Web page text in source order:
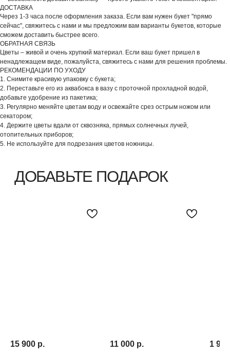
ДОСТАВКА
Через 1-3 часа после оформления заказа. Если вам нужен букет "прямо
сейчас", свяжитесь с нами и мы предложим вам варианты букетов, которые
сможем доставить быстрее всего.
ОБРАТНАЯ СВЯЗЬ
Цветы – живой и очень хрупкий материал. Если ваш букет пришел в
ненадлежащем виде, пожалуйста, свяжитесь с нами для решения проблемы.
РЕКОМЕНДАЦИИ ПО УХОДУ
1. Снимите красивую упаковку с букета;
2. Переставьте его из аквабокса в вазу с проточной прохладной водой,
добавьте удобрение из пакетика;
3. Регулярно меняйте цветам воду и освежайте срез острым ножом или
секатором;
4. Держите цветы вдали от сквозняка, прямых солнечных лучей,
отопительных приборов;
5. Не используйте для подрезания цветов ножницы.
15 900 р. 11 000 р. 1 990
ВЫБЕРИТЕ ВАЗУ